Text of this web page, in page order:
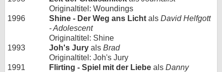
Originaltitel: Woundings
1996
Shine - Der Weg ans Licht als David Helfgott
- Adolescent
Originaltitel: Shine
1993
Joh's Jury als Brad
Originaltitel: Joh's Jury
1991
Flirting - Spiel mit der Liebe als Danny